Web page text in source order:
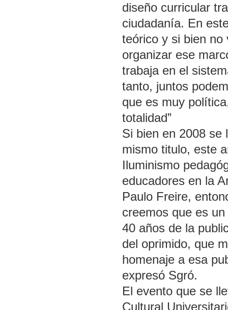
diseño curricular
ciudadanía. En
teórico y si bien no
organizar ese
trabaja en el
tanto, juntos
que es muy
totalidad”
Si bien en 2008 se
mismo titulo, este
Iluminismo
educadores en la
Paulo Freire,
creemos que es
40 años de la
del oprimido, que
homenaje a esa
expresó Sgró.
El evento que se
Cultural